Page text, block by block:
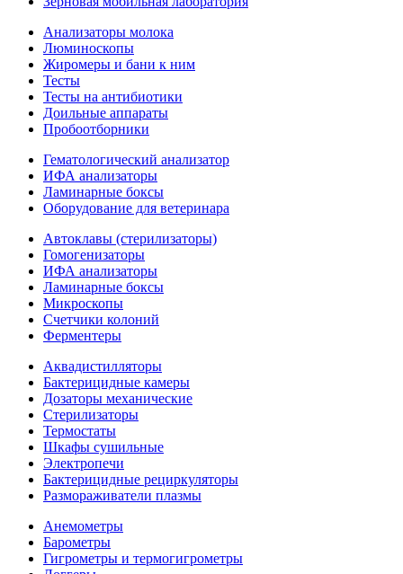
Анализаторы молока
Люминоскопы
Жиромеры и бани к ним
Тесты
Тесты на антибиотики
Доильные аппараты
Пробоотборники
Гематологический анализатор
ИФА анализаторы
Ламинарные боксы
Оборудование для ветеринара
Автоклавы (стерилизаторы)
Гомогенизаторы
ИФА анализаторы
Ламинарные боксы
Микроскопы
Счетчики колоний
Ферментеры
Аквадистилляторы
Бактерицидные камеры
Дозаторы механические
Стерилизаторы
Термостаты
Шкафы сушильные
Электропечи
Бактерицидные рециркуляторы
Размораживатели плазмы
Анемометры
Барометры
Гигрометры и термогигрометры